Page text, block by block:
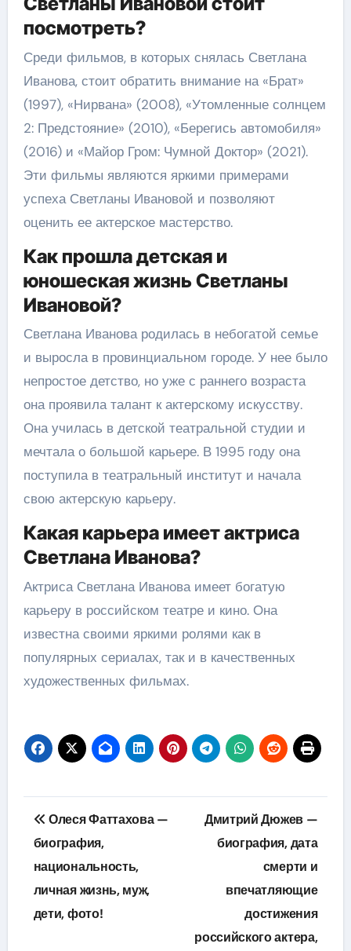
посмотреть?
Среди фильмов, в которых снялась Светлана
Иванова, стоит обратить внимание на «Брат»
(1997), «Нирвана» (2008), «Утомленные солнцем
2: Предстояние» (2010), «Берегись автомобиля»
(2016) и «Майор Гром: Чумной Доктор» (2021).
Эти фильмы являются яркими примерами
успеха Светланы Ивановой и позволяют
оценить ее актерское мастерство.
Как прошла детская и
юношеская жизнь Светланы
Ивановой?
Светлана Иванова родилась в небогатой семье
и выросла в провинциальном городе. У нее было
непростое детство, но уже с раннего возраста
она проявила талант к актерскому искусству.
Она училась в детской театральной студии и
мечтала о большой карьере. В 1995 году она
поступила в театральный институт и начала
свою актерскую карьеру.
Какая карьера имеет актриса
Светлана Иванова?
Актриса Светлана Иванова имеет богатую
карьеру в российском театре и кино. Она
известна своими яркими ролями как в
популярных сериалах, так и в качественных
художественных фильмах.
Навигация
по
записям
Олеся Фаттахова —
биография,
национальность,
личная жизнь, муж,
дети, фото!
Дмитрий Дюжев —
биография, дата
смерти и
впечатляющие
достижения
российского актера,